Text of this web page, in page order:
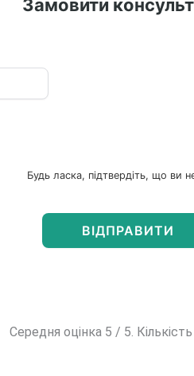
Замовити
Будь ласка, підтвердіть, що ви
Середня оцінка 5 / 5. Кількість